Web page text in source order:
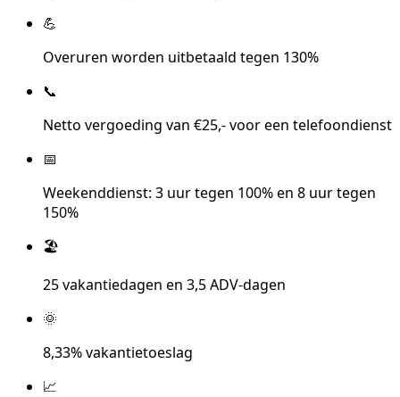
💪
Overuren worden uitbetaald tegen 130%
📞
Netto vergoeding van €25,- voor een telefoondienst
📅
Weekenddienst: 3 uur tegen 100% en 8 uur tegen
150%
🏖️
25 vakantiedagen en 3,5 ADV-dagen
🌞
8,33% vakantietoeslag
📈